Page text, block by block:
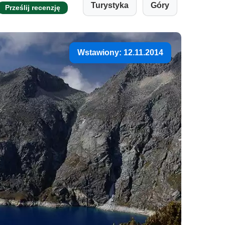
Prześlij recenzję Turystyka Góry
Wstawiony: 12.11.2014